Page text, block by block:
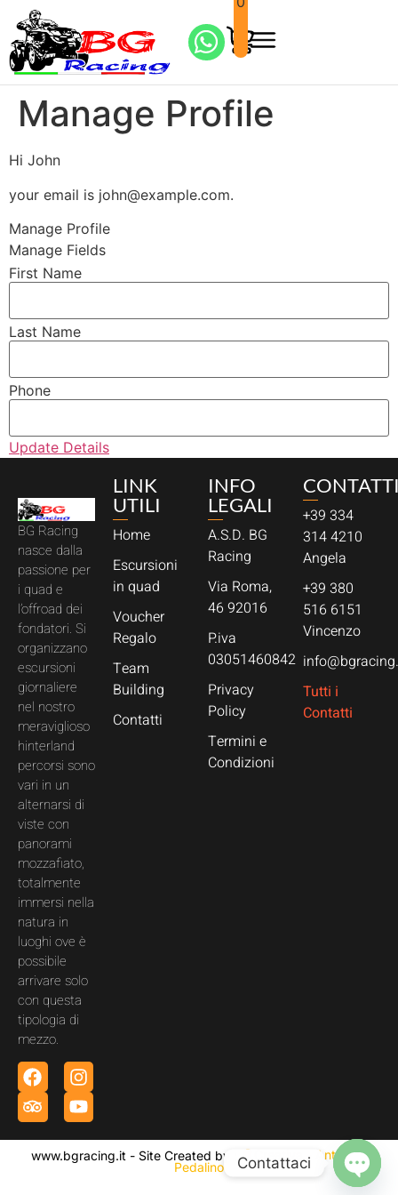
Manage Profile
Hi John
your email is john@example.com.
Manage Profile
Manage Fields
First Name
Last Name
Phone
Update Details
BG Racing
nasce dalla
passione per
i quad e
l’offroad dei
fondatori. Si
organizzano
escursioni
giornaliere
nel nostro
meraviglioso
hinterland
percorsi sono
vari in un
alternarsi di
viste con
panorami
mozzafiato,
totalmente
immersi nella
natura in
luoghi ove è
possibile
arrivare solo
con questa
tipologia di
mezzo.
LINK
UTILI
Home
Escursioni
in quad
Voucher
Regalo
Team
Building
Contatti
INFO
LEGALI
A.S.D. BG
Racing
Via Roma,
46 92016
P.iva
03051460842
Privacy
Policy
Termini e
Condizioni
+39 334
314 4210
Angela
+39 380
516 6151
Vincenzo
Tutti i
Contatti
www.bgracing.it - Site Created by :
Creativa - Antonino
Pedalino
Contattaci